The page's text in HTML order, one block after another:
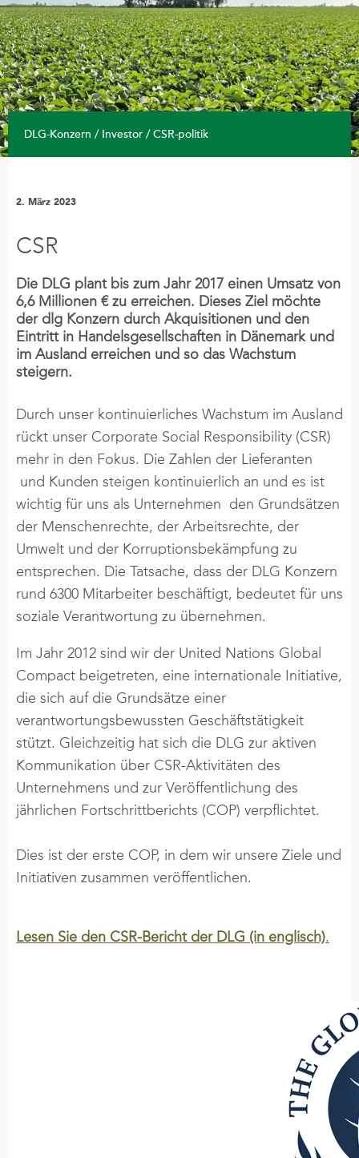
Standorte
INVESTOR
Jahresbericht
PRESSE
KARRIERE
Offene Stellen
DLG-Konzern / Investor / CSR-politik
2. März 2023
CSR
Die DLG plant bis zum Jahr 2017 einen Umsatz von
6,6 Millionen € zu erreichen. Dieses Ziel möchte
der dlg Konzern durch Akquisitionen und den
Eintritt in Handelsgesellschaften in Dänemark und
im Ausland erreichen und so das Wachstum
steigern.
Durch unser kontinuierliches Wachstum im Ausland
rückt unser Corporate Social Responsibility (CSR)
mehr in den Fokus. Die Zahlen der Lieferanten
und Kunden steigen kontinuierlich an und es ist
wichtig für uns als Unternehmen den Grundsätzen
der Menschenrechte, der Arbeitsrechte, der
Umwelt und der Korruptionsbekämpfung zu
entsprechen. Die Tatsache, dass der DLG Konzern
rund 6300 Mitarbeiter beschäftigt, bedeutet für uns
soziale Verantwortung zu übernehmen.
Im Jahr 2012 sind wir der United Nations Global
Compact beigetreten, eine internationale Initiative,
die sich auf die Grundsätze einer
verantwortungsbewussten Geschäftstätigkeit
stützt. Gleichzeitig hat sich die DLG zur aktiven
Kommunikation über CSR-Aktivitäten des
Unternehmens und zur Veröffentlichung des
jährlichen Fortschrittberichts (COP) verpflichtet.
Dies ist der erste COP, in dem wir unsere Ziele und
Initiativen zusammen veröffentlichen.
Lesen Sie den CSR-Bericht der DLG (in englisch).